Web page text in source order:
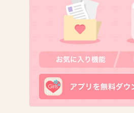
性にも人気出るんじゃない⁉
2019/01/13(日) 15:18:49
これを機に脱ぎ仕事なくな